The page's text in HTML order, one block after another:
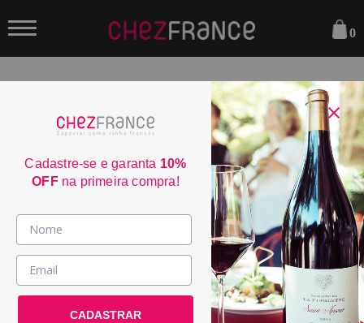
Vinhos >
País / Região >
Le Club >
0
ORDENAR POR:
Cadastre-se e garanta 10%
OFFna primeira compra!
CADASTRAR